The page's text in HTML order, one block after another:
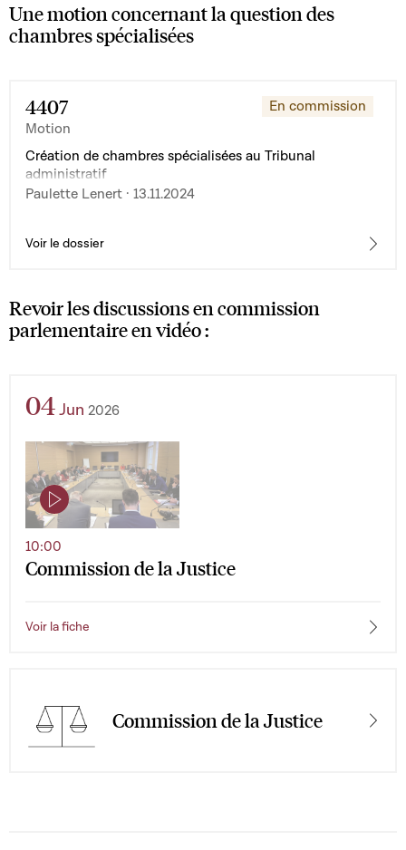
Une motion concernant la question des
chambres spécialisées
4407
Motion
En commission
Création de chambres spécialisées au Tribunal
administratif
Paulette Lenert · 13.11.2024
Voir le dossier
Revoir les discussions en commission
parlementaire en vidéo :
04Jun 2026
Commission de la Justice
10:00
Voir la fiche
Commission de la Justice